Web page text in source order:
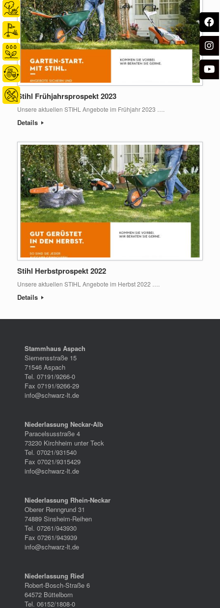
Stihl Frühjahrsprospekt 2023
Unsere aktuellen STIHL Angebote im Frühjahr 2023 ….
Details
Stihl Herbstprospekt 2022
Unsere aktuellen STIHL Angebote im Herbst 2022 ….
Details
Stammhaus Aspach
Siemensstraße 15
71546 Aspach
Tel. 07191/9266-0
Fax 07191/9266-29
info@schwarz-lt.de
Niederlassung Neckar-Alb
Paracelsusstraße 4
73230 Kirchheim unter Teck
Tel. 07021/931540
Fax 07021/9315429
info@schwarz-lt.de
Niederlassung Rhein-Neckar
Oberer Renngrund 31
74889 Sinsheim-Reihen
Tel. 07261/943930
Fax 07261/943939
info@schwarz-lt.de
Niederlassung Ried
Robert-Bosch-Straße 6
64572 Büttelborn
Tel. 06152/1808-0